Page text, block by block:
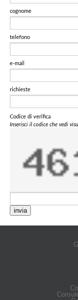
cognome
telefono
e-mail
richieste
Codice di verifica
Inserisci il codice che vedi
invia